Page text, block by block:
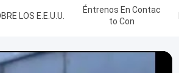
LOS E.E.U.U.
Éntrenos En Contac
To Con